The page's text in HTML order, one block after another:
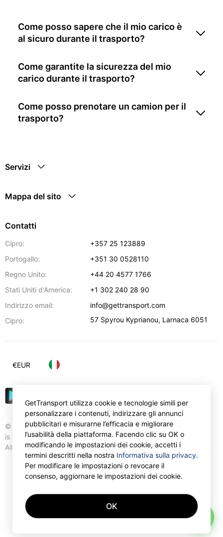
Come posso sapere che il mio carico è
al sicuro durante il trasporto?
Come garantite la sicurezza del mio
carico durante il trasporto?
Come posso prenotare un camion per il
trasporto?
Servizi
Mappa del sito
Contatti
Cipro:
+357 25 123889
Portogallo:
+351 30 0528110
Regno Unito:
+44 20 4577 1766
Stati Uniti d'America:
+1 302 240 28 90
Indirizzo email:
info@gettransport.com
Cipro:
57 Spyrou Kyprianou, Larnaca 6051
© Gettransport International Limited. GetTransport®
is trademark of Gettransport International Limited.
All rights reserved.
€EUR
GetTransport utilizza cookie e tecnologie simili per
personalizzare i contenuti, indirizzare gli annunci
pubblicitari e misurarne l’efficacia e migliorare
l’usabilità della piattaforma. Facendo clic su OK o
modificando le impostazioni dei cookie, accetti i
termini descritti nella nostra Informativa sulla privacy.
Per modificare le impostazioni o revocare il
consenso, aggiornare le impostazioni dei cookie.
OK
AI